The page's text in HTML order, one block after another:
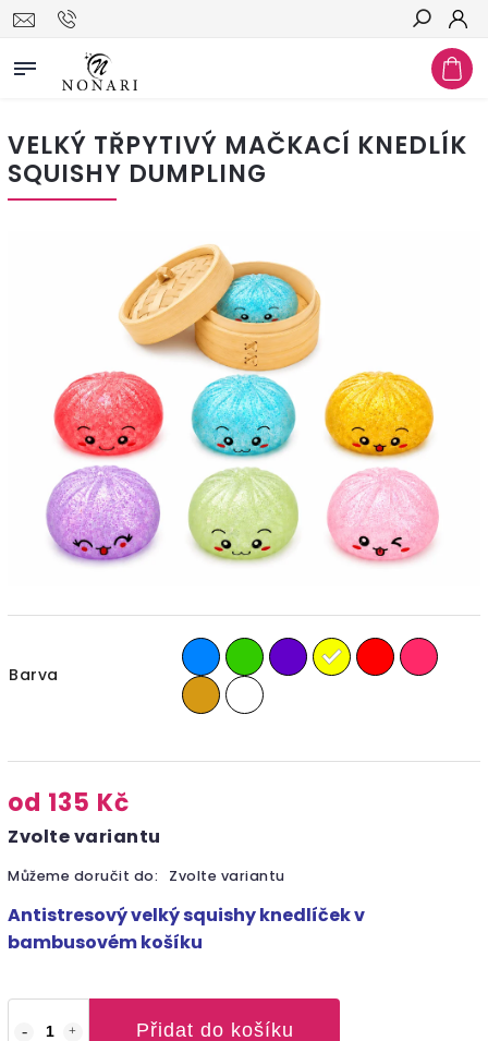
Hledat
VELKÝ TŘPYTIVÝ MAČKACÍ KNEDLÍK
SQUISHY DUMPLING
Barva
od 135 Kč
Zvolte variantu
Můžeme doručit do: Zvolte variantu
Přidat do košíku
Antistresový velký squishy knedlíček v
bambusovém košíku